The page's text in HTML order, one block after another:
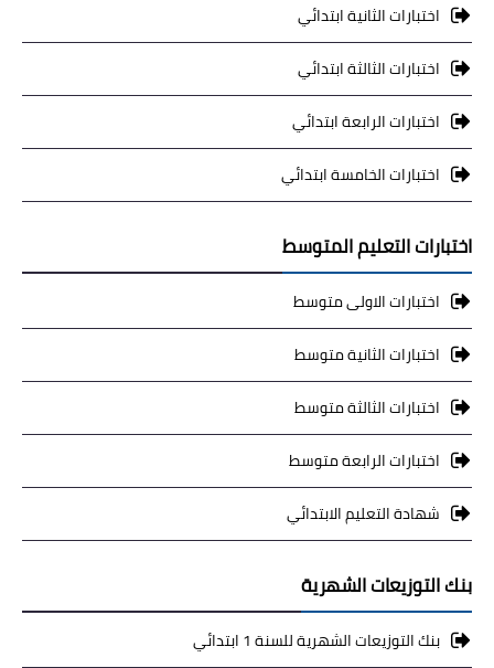
اختبارات الثانية ابتدائي
اختبارات الثالثة ابتدائي
اختبارات الرابعة ابتدائي
اختبارات الخامسة ابتدائي
اختبارات التعليم المتوسط
اختبارات الاولى متوسط
اختبارات الثانية متوسط
اختبارات الثالثة متوسط
اختبارات الرابعة متوسط
شهادة التعليم الابتدائي
بنك التوزيعات الشهرية
بنك التوزيعات الشهرية للسنة 1 ابتدائي